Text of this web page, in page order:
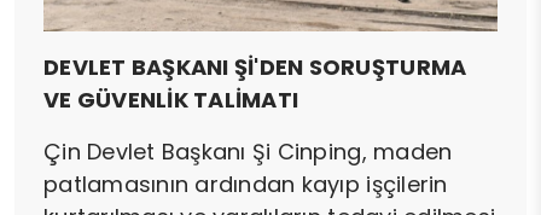
DEVLET BAŞKANI Şİ'DEN SORUŞTURMA
VE GÜVENLİK TALİMATI
Çin Devlet Başkanı Şi Cinping, maden
patlamasının ardından kayıp işçilerin